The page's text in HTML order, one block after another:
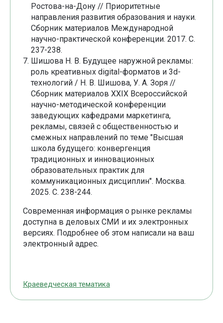
Ростова-на-Дону // Приоритетные
направления развития образования и науки.
Сборник материалов Международной
научно-практической конференции. 2017. С.
237-238.
Шишова Н. В. Будущее наружной рекламы:
роль креативных digital-форматов и 3d-
технологий / Н. В. Шишова, У. А. Зоря //
Сборник материалов ХХIХ Всероссийской
научно-методической конференции
заведующих кафедрами маркетинга,
рекламы, связей с общественностью и
смежных направлений по теме "Высшая
школа будущего: конвергенция
традиционных и инновационных
образовательных практик для
коммуникационных дисциплин". Москва.
2025. С. 238-244.
Современная информация о рынке рекламы
доступна в деловых СМИ и их электронных
версиях. Подробнее об этом написали на ваш
электронный адрес.
Краеведческая тематика